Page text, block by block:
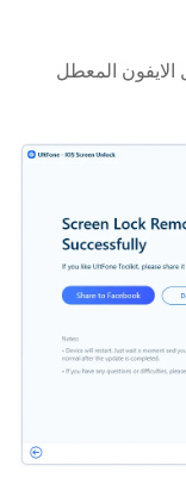
الايفون المعطل